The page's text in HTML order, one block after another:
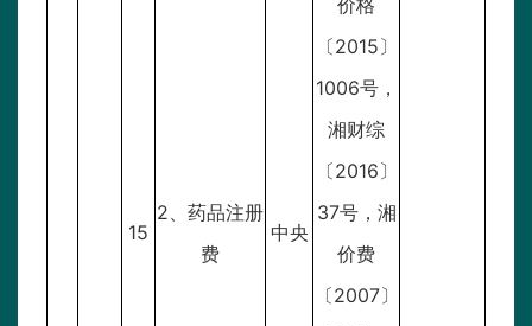
15
2、药品注册
费
中央
价格
〔2015〕
1006号，
湘财综
〔2016〕
37号，湘
价费
〔2007〕